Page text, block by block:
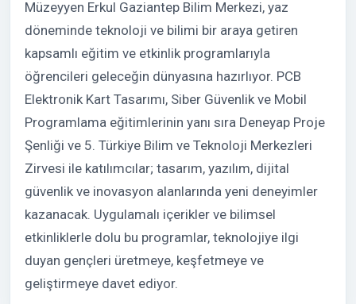
Müzeyyen Erkul Gaziantep Bilim Merkezi, yaz
döneminde teknoloji ve bilimi bir araya getiren
kapsamlı eğitim ve etkinlik programlarıyla
öğrencileri geleceğin dünyasına hazırlıyor. PCB
Elektronik Kart Tasarımı, Siber Güvenlik ve Mobil
Programlama eğitimlerinin yanı sıra Deneyap Proje
Şenliği ve 5. Türkiye Bilim ve Teknoloji Merkezleri
Zirvesi ile katılımcılar; tasarım, yazılım, dijital
güvenlik ve inovasyon alanlarında yeni deneyimler
kazanacak. Uygulamalı içerikler ve bilimsel
etkinliklerle dolu bu programlar, teknolojiye ilgi
duyan gençleri üretmeye, keşfetmeye ve
geliştirmeye davet ediyor.